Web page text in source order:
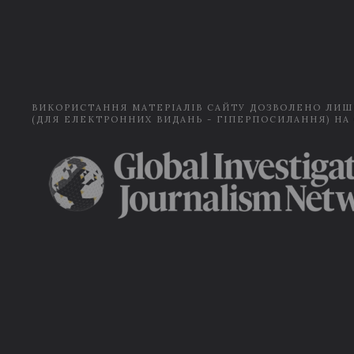
ВИКОРИСТАННЯ МАТЕРІАЛІВ САЙТУ ДОЗВОЛЕНО
(ДЛЯ ЕЛЕКТРОННИХ ВИДАНЬ - ГІПЕРПОСИЛАННЯ) НА